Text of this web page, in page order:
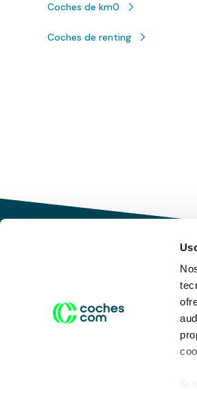
Si
Coches de km0
Coches de renting
Conduce tu futuro,
desata tu movilidad